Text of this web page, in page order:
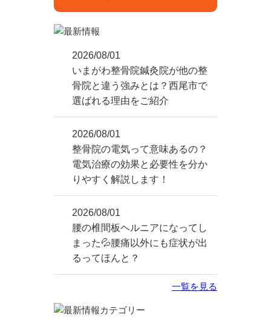
2026/08/01
いまがわ整骨院鍼灸院が他の整
骨院と違う強みとは？西尾市で
選ばれる理由をご紹介
2026/08/01
整骨院の電気って意味あるの？
電気治療の効果と必要性を分か
りやすく解説します！
2026/08/01
腰の椎間板ヘルニアになってし
まった💦腰痛以外にも症状が出
るってほんと？
一覧を見る